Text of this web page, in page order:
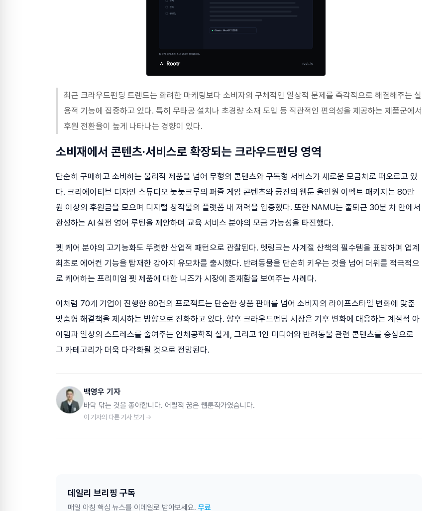
최근 크라우드펀딩 트렌드는 화려한 마케팅보다 소비자의 구체적인 일상적 문제를 즉각적으로 해결해주는 실
용적 기능에 집중하고 있다. 특히 무타공 설치나 초경량 소재 도입 등 직관적인 편의성을 제공하는 제품군에서
후원 전환율이 높게 나타나는 경향이 있다.
소비재에서 콘텐츠·서비스로 확장되는 크라우드펀딩 영역
단순히 구매하고 소비하는 물리적 제품을 넘어 무형의 콘텐츠와 구독형 서비스가 새로운 모금처로 떠오르고 있
다. 크리에이티브 디자인 스튜디오 눗눗크루의 퍼즐 게임 콘텐츠와 쿵진의 웹툰 올인원 이펙트 패키지는 80만
원 이상의 후원금을 모으며 디지털 창작물의 플랫폼 내 저력을 입증했다. 또한 NAMU는 출퇴근 30분 차 안에서
완성하는 AI 실전 영어 루틴을 제안하며 교육 서비스 분야의 모금 가능성을 타진했다.
펫 케어 분야의 고기능화도 뚜렷한 산업적 패턴으로 관찰된다. 펫링크는 사계절 산책의 필수템을 표방하며 업계
최초로 에어컨 기능을 탑재한 강아지 유모차를 출시했다. 반려동물을 단순히 키우는 것을 넘어 더위를 적극적으
로 케어하는 프리미엄 펫 제품에 대한 니즈가 시장에 존재함을 보여주는 사례다.
이처럼 70개 기업이 진행한 80건의 프로젝트는 단순한 상품 판매를 넘어 소비자의 라이프스타일 변화에 맞춘
맞춤형 해결책을 제시하는 방향으로 진화하고 있다. 향후 크라우드펀딩 시장은 기후 변화에 대응하는 계절적 아
이템과 일상의 스트레스를 줄여주는 인체공학적 설계, 그리고 1인 미디어와 반려동물 관련 콘텐츠를 중심으로
그 카테고리가 더욱 다각화될 것으로 전망된다.
백영우 기자
바닥 닦는 것을 좋아합니다. 어릴적 꿈은 웹툰작가였습니다.
이 기자의 다른 기사 보기 →
데일리 브리핑 구독
매일 아침 핵심 뉴스를 이메일로 받아보세요. 무료